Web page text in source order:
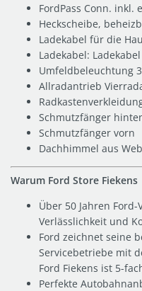
FordPass Conn. inkl.
Heckscheibe,
Ladekabel für die
Ladekabel:
Umfeldbeleuchtung
Allradantrieb
Schmutzfänger
Schmutzfänger vorn
Dachhimmel aus
Warum Ford Store Fiekens
Über 50 Jahren
Verlässlichkeit und
Ford zeichnet seine
Servicebetriebe mit
Ford Fiekens ist 5-
Perfekte